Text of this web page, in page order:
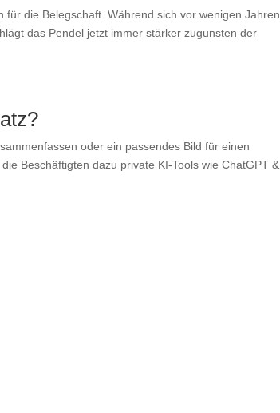
die Belegschaft. Während sich vor wenigen Jahren
das Pendel jetzt immer stärker zugunsten der
oder ein passendes Bild für einen
Beschäftigten dazu private KI-Tools wie ChatGPT &